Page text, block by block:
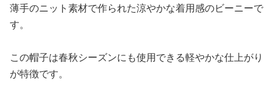
薄手のニット素材で作られた涼やかな着用感のビーニーで
す。
この帽子は春秋シーズンにも使用できる軽やかな仕上がり
が特徴です。